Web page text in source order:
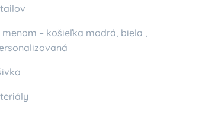
– košieľka modrá, biela ,